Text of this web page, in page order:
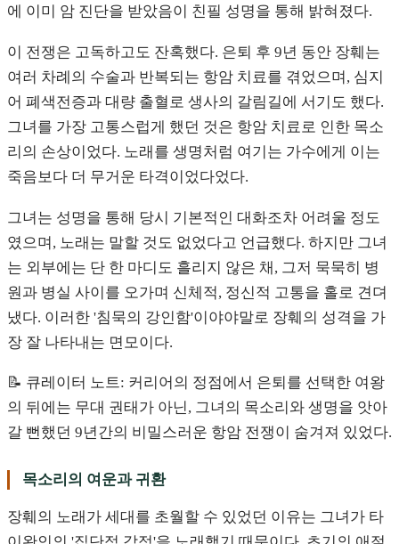
에 이미 암 진단을 받았음이 친필 성명을 통해 밝혀졌다.
이 전쟁은 고독하고도 잔혹했다. 은퇴 후 9년 동안 장훼는
여러 차례의 수술과 반복되는 항암 치료를 겪었으며, 심지
어 폐색전증과 대량 출혈로 생사의 갈림길에 서기도 했다.
그녀를 가장 고통스럽게 했던 것은 항암 치료로 인한 목소
리의 손상이었다. 노래를 생명처럼 여기는 가수에게 이는
죽음보다 더 무거운 타격이었다었다.
그녀는 성명을 통해 당시 기본적인 대화조차 어려울 정도
였으며, 노래는 말할 것도 없었다고 언급했다. 하지만 그녀
는 외부에는 단 한 마디도 흘리지 않은 채, 그저 묵묵히 병
원과 병실 사이를 오가며 신체적, 정신적 고통을 홀로 견뎌
냈다. 이러한 '침묵의 강인함'이야야말로 장훼의 성격을 가
장 잘 나타내는 면모이다.
📝 큐레이터 노트: 커리어의 정점에서 은퇴를 선택한 여왕
의 뒤에는 무대 권태가 아닌, 그녀의 목소리와 생명을 앗아
갈 뻔했던 9년간의 비밀스러운 항암 전쟁이 숨겨져 있었다.
목소리의 여운과 귀환
장훼의 노래가 세대를 초월할 수 있었던 이유는 그녀가 타